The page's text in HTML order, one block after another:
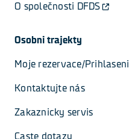
O společnosti DFDS
Osobni trajekty
Moje rezervace/Prihlaseni
Kontaktujte nás
Zakaznicky servis
Caste dotazy